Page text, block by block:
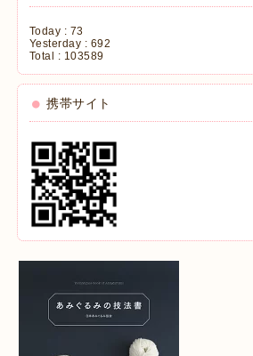
Today : 73
Yesterday : 692
Total : 103589
携帯サイト